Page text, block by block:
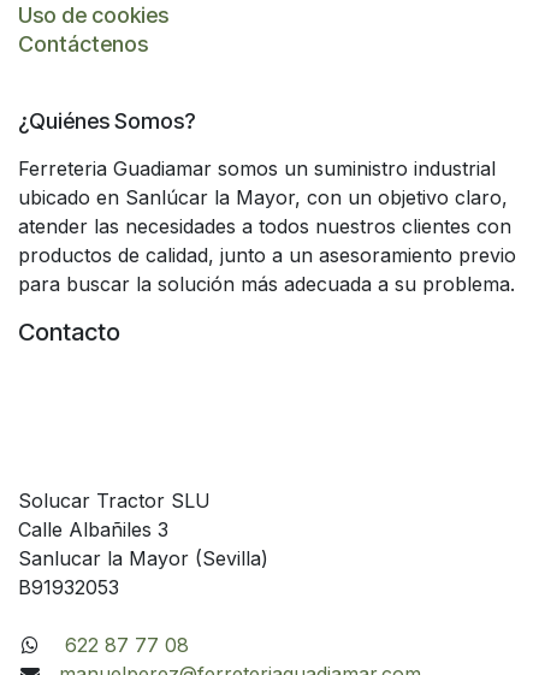
Uso de cookies
Contáctenos
¿Quiénes Somos?
Ferreteria Guadiamar somos un suministro industrial
ubicado en Sanlúcar la Mayor, con un objetivo claro,
atender las necesidades a todos nuestros clientes con
productos de calidad, junto a un asesoramiento previo
para buscar la solución más adecuada a su problema.
Contacto
Solucar Tractor SLU
Calle Albañiles 3
Sanlucar la Mayor (Sevilla)
B91932053
622 87 77 08